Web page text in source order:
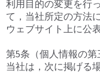
利用目的の変更を行
て，当社所定の方法
ウェブサイト上に公
第5条（個人情報の第
当社は，次に掲げる